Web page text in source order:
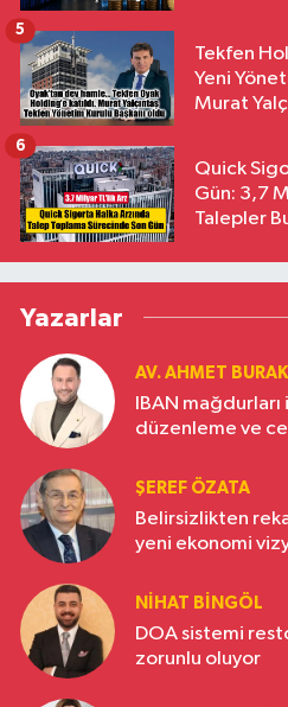
Tekfen
Yeni
Murat
5
Quick
Gün: 3,7
Talepler
6
Yazarlar
AV. AHMET BURAK
IBAN
düzenleme ve
ŞEREF ÖZATA
Belirsizlikten
yeni ekonomi
NIHAT BINGÖL
DOA sistemi
zorunlu oluyor